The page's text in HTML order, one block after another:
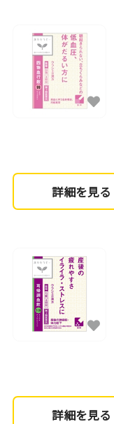
詳細を見る
詳細を見る